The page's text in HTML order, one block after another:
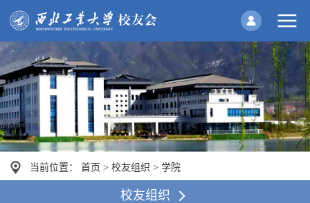
当前位置： 首页 >校友组织 >学院
校友组织